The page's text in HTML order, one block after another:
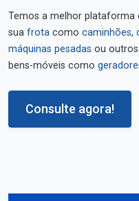
Temos a melhor
sua frota como caminhões,
máquinas pesadas ou
bens-móveis como
Consulte agora!